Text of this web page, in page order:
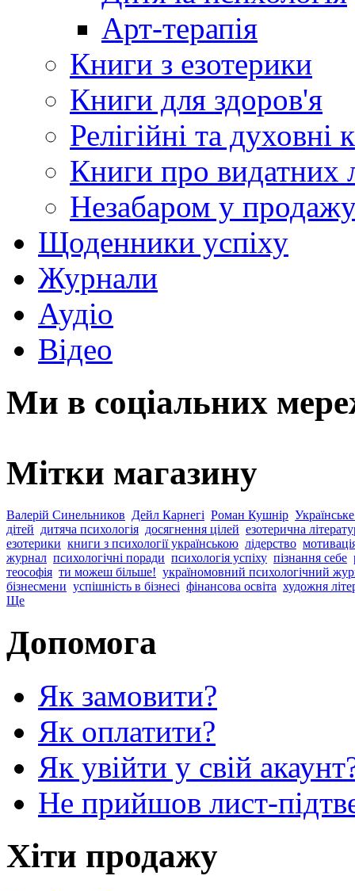
Арт-терапія
Книги з езотерики
Книги для здоров'я
Релігійні та духовні
Книги про видатних
Незабаром у
Щоденники успіху
Журнали
Аудіо
Відео
Ми в соціальних
Мітки магазину
Валерій Синельников Дейл Карнегі Роман Кушнір
дітей дитяча психологія досягнення цілей езотерична
езотерики книги з психології українською лідерство
журнал психологічні поради психологія успіху пізнання себе
теософія ти можеш більше! україномовний психологічний
бізнесмени успішність в бізнесі фінансова освіта художня
Ще
Допомога
Як замовити?
Як оплатити?
Як увійти у свій
Не прийшов лист-
Хіти продажу